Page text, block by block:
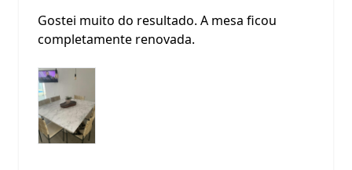
Gostei muito do resultado. A mesa ficou
completamente renovada.